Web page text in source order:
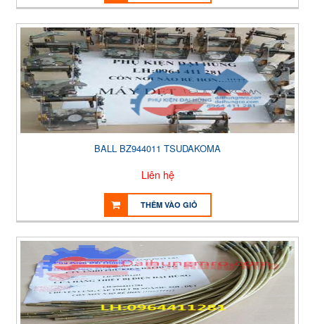
BALL BZ944011 TSUDAKOMA
Liên hệ
THÊM VÀO GIỎ